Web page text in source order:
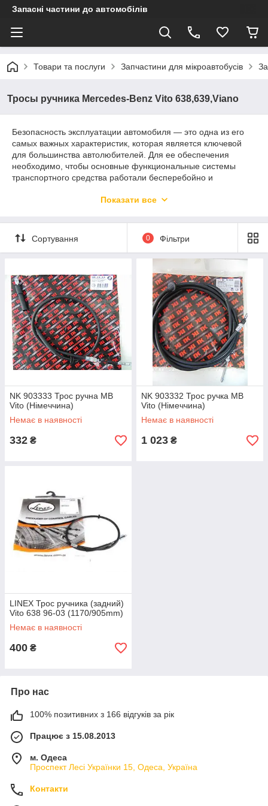
Запасні частини до автомобілів
Товари та послуги Запчастини для мікроавтобусів
Тросы ручника Mercedes-Benz Vito 638,639,Viano
Безопасность эксплуатации автомобиля — это одна из его
самых важных характеристик, которая является ключевой
для большинства автолюбителей. Для ее обеспечения
необходимо, чтобы основные функциональные системы
транспортного средства работали бесперебойно и
функционированию которой предъявляются особо высокие
включает в себя основную тормозную систему, а также
ручной тормоз. Функціонування останнього прямо залежить
від справності гальмівного троса ручника, який передає
зусилля впливу на важіль гальма і безпосередньо на
У разі пошкодження гальмівного троса експлуатація
автомобіля не допускається до виконання усунення
несправності. Для цього необхідний новий трос ручника,
придбати який для мікроавтобусів Mercedes-Benz Vito 638,
639, Viano можливо в нашому інтернет-магазині.
Переваги гальмівних тросів
Представленные в данном разделе тормозные тросы
ручника для микроавтобусов Mercedes-Benz Vito 638, 639,
Viano обладают несколькими особыми достоинствами:
материал троса обладает повышенной
выдерживать длительную эксплуатацию без
необходимости замены;
идеальная совместимость с оригинальным
оборудованием.
Заказ тросов ручника для
Компанія Autofirst пропонує найбільш вигідні торгівельні
умови для придбання високоякісних гальмівних тросів
Viano. Представлені деталі виконані у відповідності з
Показати все
Сортування 0 Фільтри
NK 903333 Трос ручна MB
Vito (Німеччина)
Немає в наявності
332 ₴
NK 903332 Трос ручка MB
Vito (Німеччина)
Немає в наявності
1 023 ₴
LINEX Трос ручника (задний)
Vito 638 96-03 (1170/905mm)
Немає в наявності
400 ₴
Про нас
100% позитивних з 166 відгуків за рік
Працює з 15.08.2013
м. Одеса
Проспект Лесі Українки 15, Одеса, Україна
Контакти